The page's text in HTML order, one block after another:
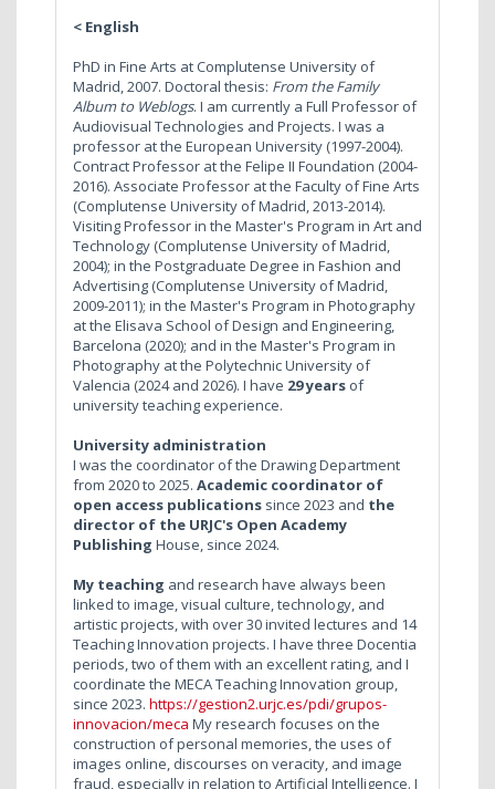
< English
PhD in Fine Arts at Complutense University of
Madrid, 2007. Doctoral thesis: From the Family
Album to Weblogs. I am currently a Full Professor of
Audiovisual Technologies and Projects. I was a
professor at the European University (1997-2004).
Contract Professor at the Felipe II Foundation (2004-
2016). Associate Professor at the Faculty of Fine Arts
(Complutense University of Madrid, 2013-2014).
Visiting Professor in the Master's Program in Art and
Technology (Complutense University of Madrid,
2004); in the Postgraduate Degree in Fashion and
Advertising (Complutense University of Madrid,
2009-2011); in the Master's Program in Photography
at the Elisava School of Design and Engineering,
Barcelona (2020); and in the Master's Program in
Photography at the Polytechnic University of
Valencia (2024 and 2026). I have 29 years of
university teaching experience.
University administration
I was the coordinator of the Drawing Department
from 2020 to 2025. Academic coordinator of
open access publications since 2023 and the
director of the URJC's Open Academy
Publishing House, since 2024.
My teaching and research have always been
linked to image, visual culture, technology, and
artistic projects, with over 30 invited lectures and 14
Teaching Innovation projects. I have three Docentia
periods, two of them with an excellent rating, and I
coordinate the MECA Teaching Innovation group,
since 2023. https://gestion2.urjc.es/pdi/grupos-
innovacion/meca My research focuses on the
construction of personal memories, the uses of
images online, discourses on veracity, and image
fraud, especially in relation to Artificial Intelligence. I